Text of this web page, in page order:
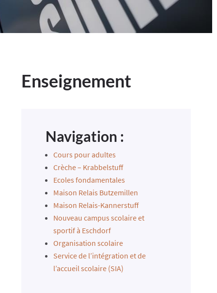
Enseignement
Navigation :
Cours pour adultes
Crèche – Krabbelstuff
Ecoles fondamentales
Maison Relais Butzemillen
Maison Relais-Kannerstuff
Nouveau campus scolaire et
sportif à Eschdorf
Organisation scolaire
Service de l’intégration et de
l’accueil scolaire (SIA)